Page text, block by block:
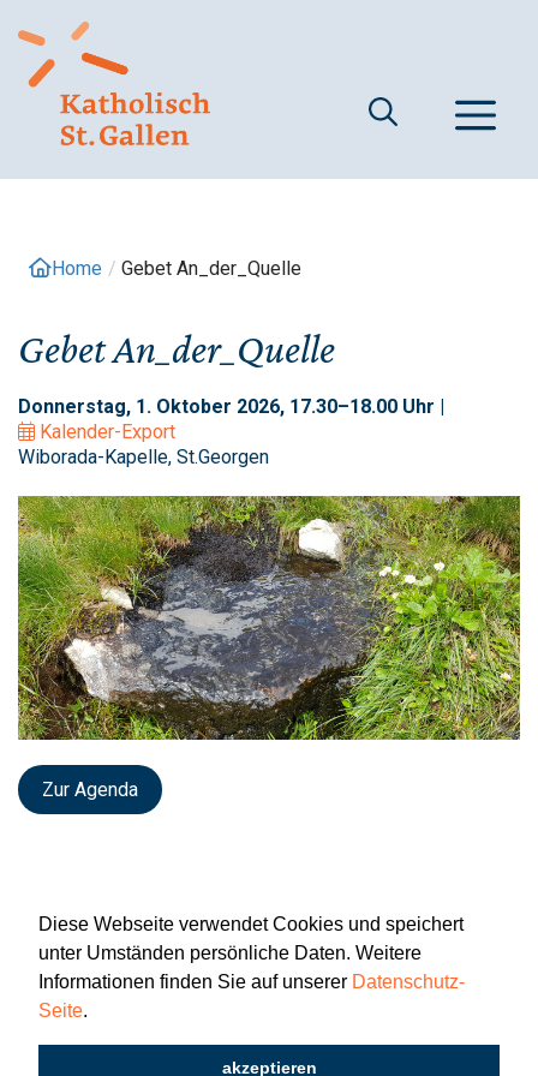
Diese Webseite verwendet Cookies und speichert
unter Umständen persönliche Daten. Weitere
Informationen finden Sie auf unserer Datenschutz-
Seite.
akzeptieren
zum
Inhalt
Home / Gebet An_der_Quelle
Gebet An_der_Quelle
Donnerstag, 1. Oktober 2026, 17.30–18.00 Uhr |
Kalender-Export
Wiborada-Kapelle, St.Georgen
Zur Agenda
Newsletter Impressum Datenschutz